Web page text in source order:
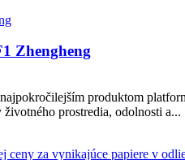
Zhengheng
produktom
prostredia, odolnosti a...